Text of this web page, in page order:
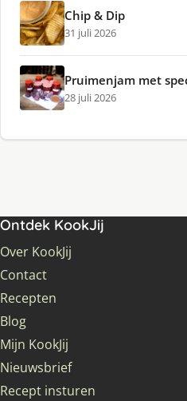
Chip & Dip
31 juli 2026
Pruimenjam met
28 juli 2026
Ontdek KookJij
Over KookJij
Contact
Recepten
Blog
Mijn KookJij
Nieuwsbrief
Recept insturen